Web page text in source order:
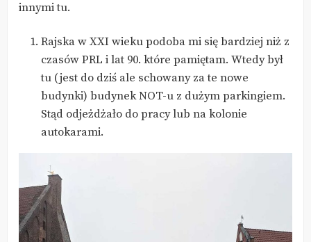
innymi tu.
Rajska w XXI wieku podoba mi się bardziej niż z
czasów PRL i lat 90. które pamiętam. Wtedy był
tu (jest do dziś ale schowany za te nowe
budynki) budynek NOT-u z dużym parkingiem.
Stąd odjeżdżało do pracy lub na kolonie
autokarami.